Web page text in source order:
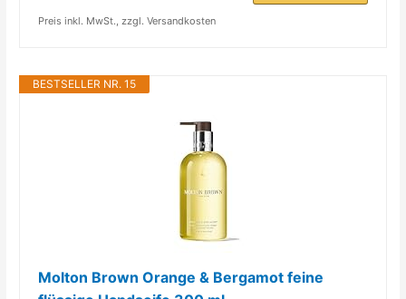
Preis inkl. MwSt., zzgl. Versandkosten
BESTSELLER NR. 15
Molton Brown Orange & Bergamot feine